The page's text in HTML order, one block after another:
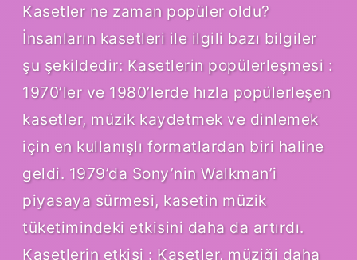
Kasetler ne zaman popüler oldu?
İnsanların kasetleri ile ilgili bazı bilgiler
şu şekildedir: Kasetlerin popülerleşmesi :
1970’ler ve 1980’lerde hızla popülerleşen
kasetler, müzik kaydetmek ve dinlemek
için en kullanışlı formatlardan biri haline
geldi. 1979’da Sony’nin Walkman’i
piyasaya sürmesi, kasetin müzik
tüketimindeki etkisini daha da artırdı.
Kasetlerin etkisi : Kasetler, müziği daha